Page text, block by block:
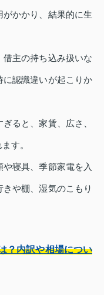
かかり、結果的に生
借主の持ち込み扱いな
認識違いが起こりか
ると、家賃、広さ、
す。
寝具、季節家電を入
や棚、湿気のこもり
？内訳や相場につい